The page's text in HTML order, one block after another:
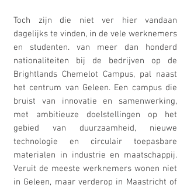
Toch zijn die niet ver hier vandaan
dagelijks te vinden, in de vele werknemers
en studenten. van meer dan honderd
nationaliteiten bij de bedrijven op de
Brightlands Chemelot Campus, pal naast
het centrum van Geleen. Een campus die
bruist van innovatie en samenwerking,
met ambitieuze doelstellingen op het
gebied van duurzaamheid, nieuwe
technologie en circulair toepasbare
materialen in industrie en maatschappij.
Veruit de meeste werknemers wonen niet
in Geleen, maar verderop in Maastricht of